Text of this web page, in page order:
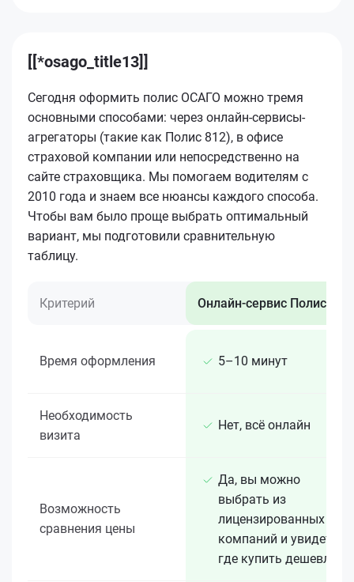
[[*osago_title13]]
Сегодня оформить полис ОСАГО можно тремя
основными способами: через онлайн-сервисы-
агрегаторы (такие как Полис 812), в офисе
страховой компании или непосредственно на
сайте страховщика. Мы помогаем водителям с
2010 года и знаем все нюансы каждого способа.
Чтобы вам было проще выбрать оптимальный
вариант, мы подготовили сравнительную
таблицу.
Критерий Онлайн-сервис Полис 812
Время оформления 5–10 минут
Необходимость
визита
Нет, всё онлайн
Возможность
сравнения цены
Да, вы можно
выбрать из
лицензированных 15+
компаний и увидеть,
где купить дешевле